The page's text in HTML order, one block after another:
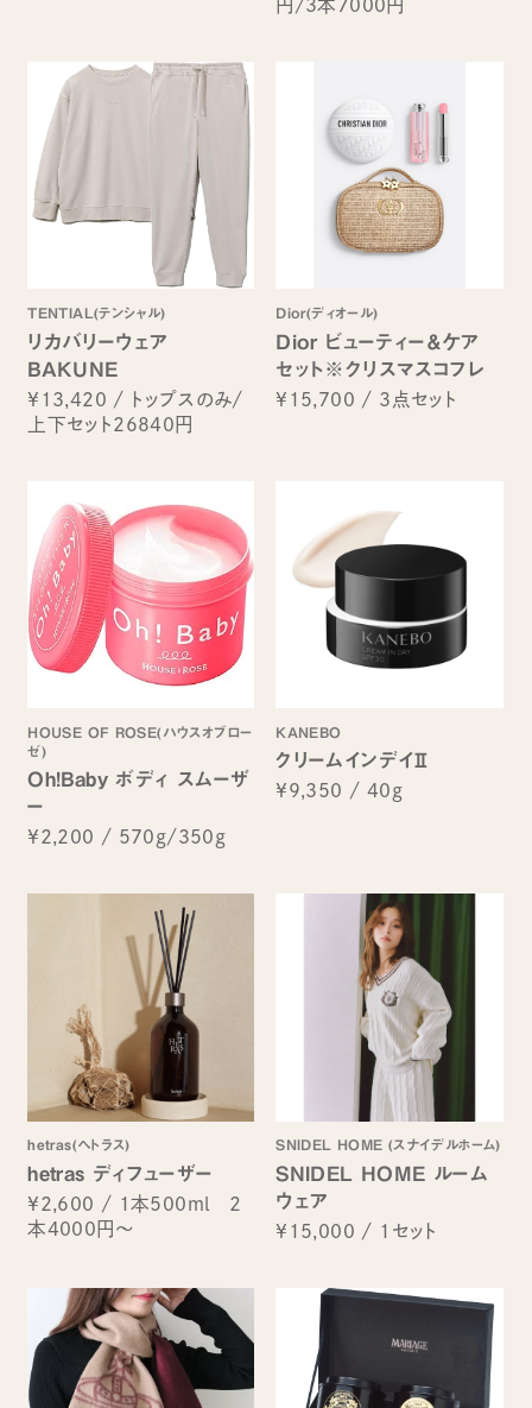
円/3本7000円
TENTIAL(テンシャル)
リカバリーウェア
BAKUNE
¥13,420 /
トップスのみ/
上下セット26840円
Dior(ディオール)
Dior ビューティー＆ケア
セット※クリスマスコフレ
¥15,700 / 3点セット
HOUSE OF ROSE(ハウスオブロー
ゼ)
Oh!Baby ボディ スムーザ
ー
¥2,200 / 570g/350g
KANEBO
クリームインデイⅡ
¥9,350 / 40g
hetras(へトラス)
hetras ディフューザー
¥2,600 / 1本500ml 2
本4000円～
SNIDEL HOME (スナイデルホーム)
SNIDEL HOME ルーム
ウェア
¥15,000 / 1セット